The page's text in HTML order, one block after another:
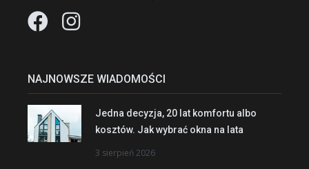
NAJNOWSZE WIADOMOŚCI
Jedna decyzja, 20 lat komfortu albo
kosztów. Jak wybrać okna na lata
3 sierpień 2026